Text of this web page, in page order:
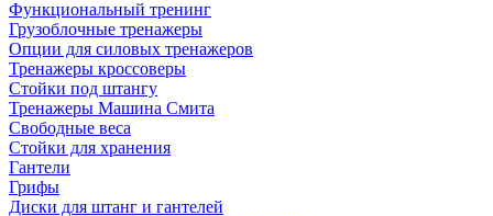
Функциональный тренинг
Грузоблочные тренажеры
Опции для силовых тренажеров
Тренажеры кроссоверы
Стойки под штангу
Тренажеры Машина Смита
Свободные веса
Стойки для хранения
Гантели
Грифы
Диски для штанг и гантелей